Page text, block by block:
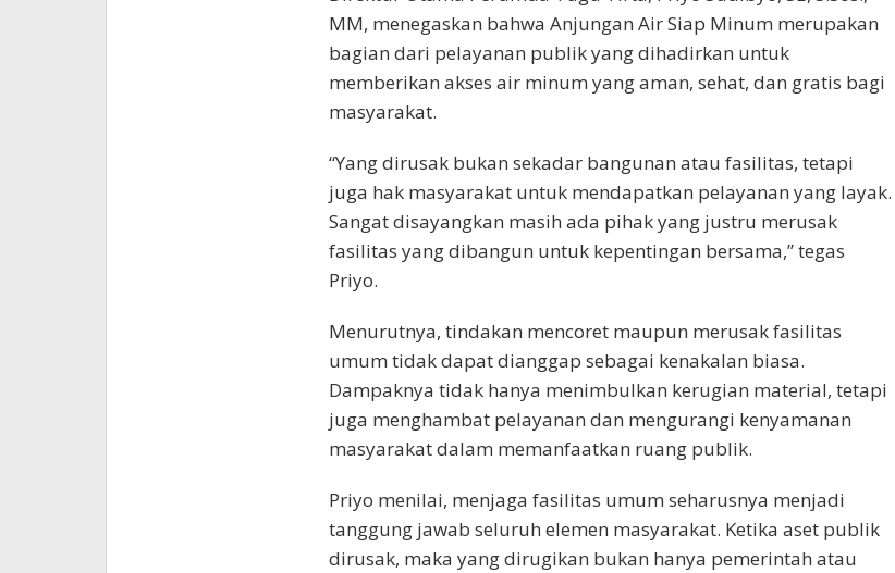
MM, menegaskan bahwa Anjungan Air Siap Minum merupakan
bagian dari pelayanan publik yang dihadirkan untuk
memberikan akses air minum yang aman, sehat, dan gratis bagi
masyarakat.
“Yang dirusak bukan sekadar bangunan atau fasilitas, tetapi
juga hak masyarakat untuk mendapatkan pelayanan yang layak.
Sangat disayangkan masih ada pihak yang justru merusak
fasilitas yang dibangun untuk kepentingan bersama,” tegas
Priyo.
Menurutnya, tindakan mencoret maupun merusak fasilitas
umum tidak dapat dianggap sebagai kenakalan biasa.
Dampaknya tidak hanya menimbulkan kerugian material, tetapi
juga menghambat pelayanan dan mengurangi kenyamanan
masyarakat dalam memanfaatkan ruang publik.
Priyo menilai, menjaga fasilitas umum seharusnya menjadi
tanggung jawab seluruh elemen masyarakat. Ketika aset publik
dirusak, maka yang dirugikan bukan hanya pemerintah atau